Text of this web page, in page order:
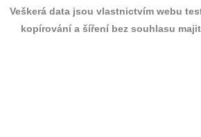
Veškerá data jsou vlastnictvím webu
kopírování a šíření bez souhlasu